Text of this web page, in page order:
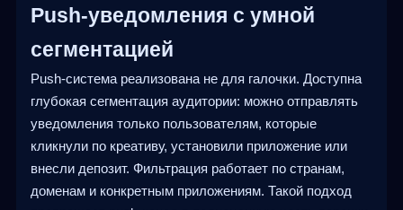
Push-уведомления с умной
сегментацией
Push-система реализована не для галочки. Доступна
глубокая сегментация аудитории: можно отправлять
уведомления только пользователям, которые
кликнули по креативу, установили приложение или
внесли депозит. Фильтрация работает по странам,
доменам и конкретным приложениям. Такой подход